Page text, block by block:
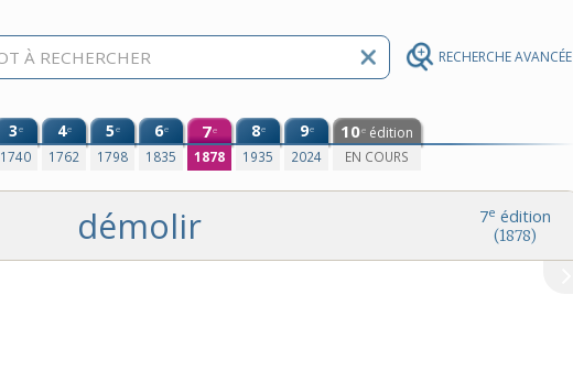
RECHERCHE AVANCÉE
3e
1740
4e
1762
5e
1798
6e
1835
7e
1878
8e
1935
9e
2024
10e édition
EN COURS
7e édition
(1878)
démolir